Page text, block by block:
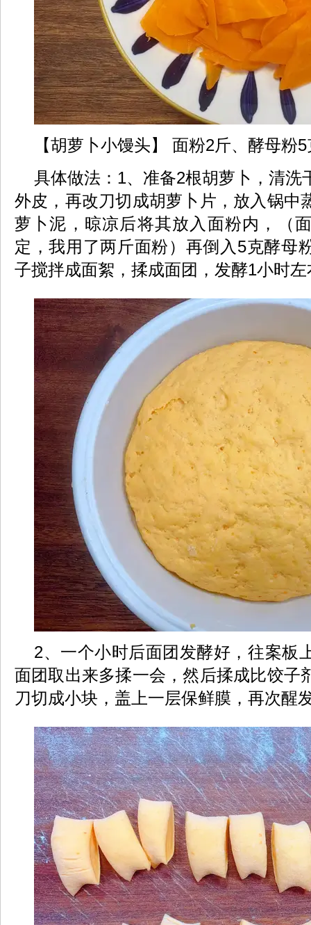
【胡萝卜小馒头】 面粉2斤、酵母粉
具体做法：1、准备2根胡萝卜，清洗
外皮，再改刀切成胡萝卜片，放入锅中
萝卜泥，晾凉后将其放入面粉内，（
定，我用了两斤面粉）再倒入5克酵母
子搅拌成面絮，揉成面团，发酵1小时左
2、一个小时后面团发酵好，往案板
面团取出来多揉一会，然后揉成比饺子
刀切成小块，盖上一层保鲜膜，再次醒